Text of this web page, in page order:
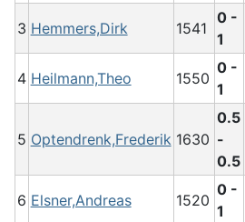
3 Hemmers,Dirk 1541
0 -
1
4 Heilmann,Theo 1550
0 -
1
5 Optendrenk,Frederik 1630
0.5
-
0.5
6 Elsner,Andreas 1520
0 -
1